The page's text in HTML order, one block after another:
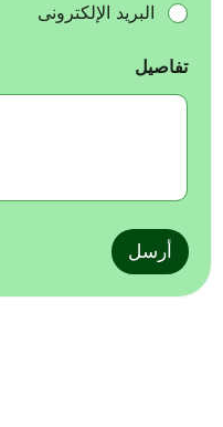
س
ل
ا
البريد الإلكترونى
تفاصيل
أرسل